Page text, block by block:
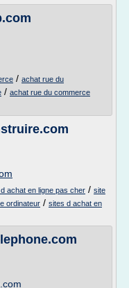
/ achat rue du
/ achat rue du commerce
achat en ligne pas cher / site
ordinateur / sites d achat en